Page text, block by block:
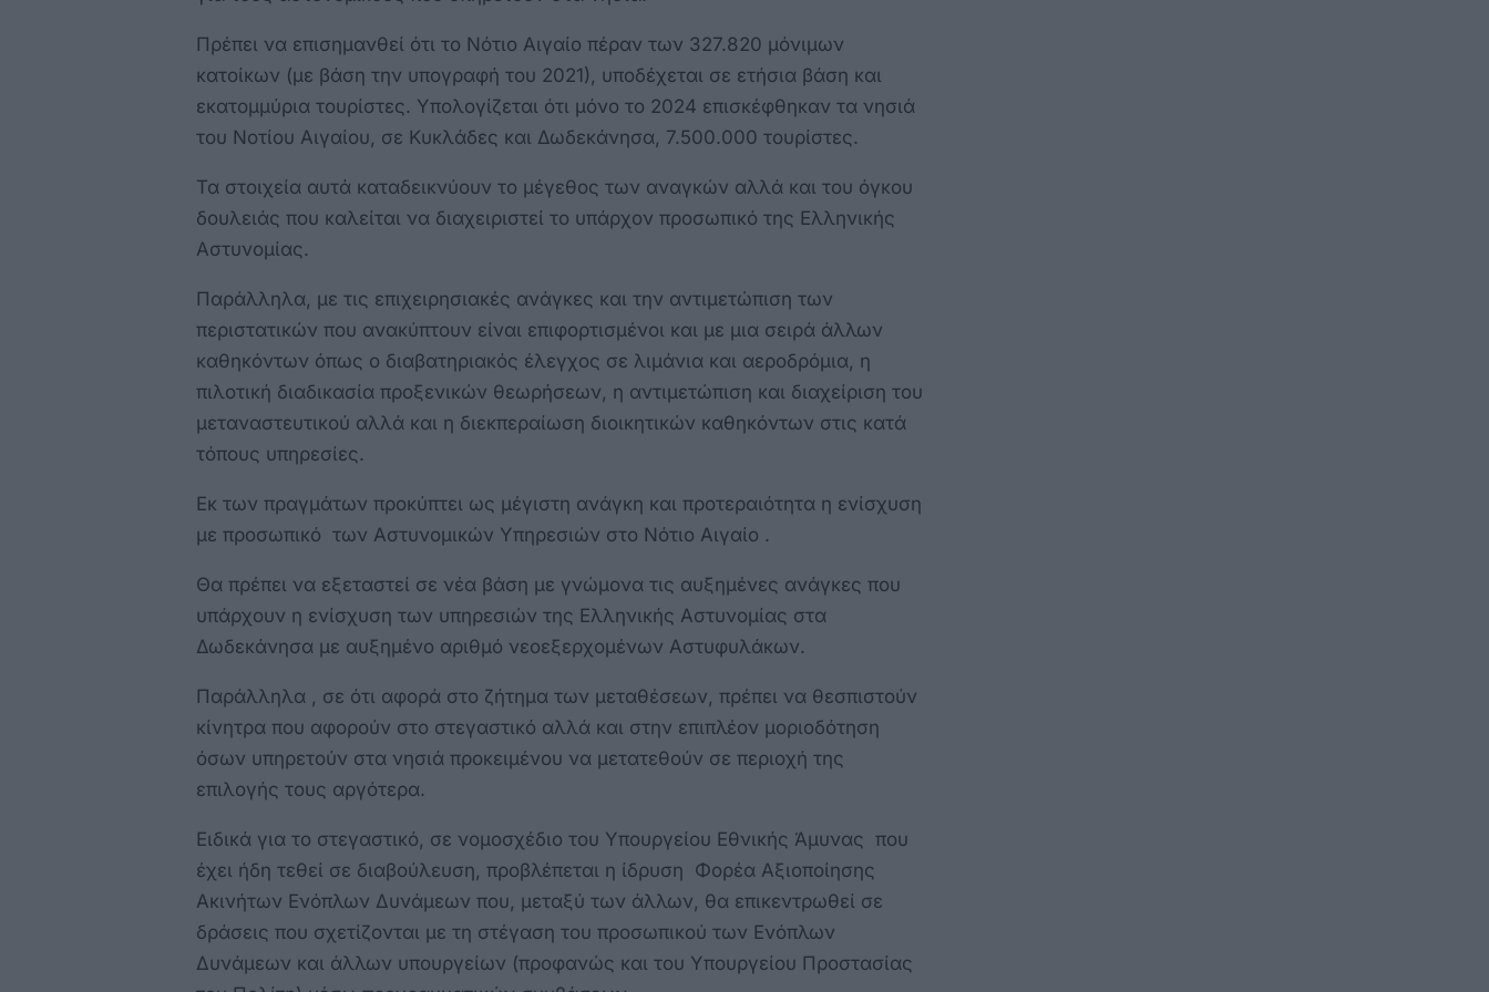
Πρέπει να επισημανθεί ότι το Νότιο Αιγαίο πέραν των 327.820 μόνιμων
κατοίκων (με βάση την υπογραφή του 2021), υποδέχεται σε ετήσια βάση και
εκατομμύρια τουρίστες. Υπολογίζεται ότι μόνο το 2024 επισκέφθηκαν τα νησιά
του Νοτίου Αιγαίου, σε Κυκλάδες και Δωδεκάνησα, 7.500.000 τουρίστες.
Τα στοιχεία αυτά καταδεικνύουν το μέγεθος των αναγκών αλλά και του όγκου
δουλειάς που καλείται να διαχειριστεί το υπάρχον προσωπικό της Ελληνικής
Αστυνομίας.
Παράλληλα, με τις επιχειρησιακές ανάγκες και την αντιμετώπιση των
περιστατικών που ανακύπτουν είναι επιφορτισμένοι και με μια σειρά άλλων
καθηκόντων όπως ο διαβατηριακός έλεγχος σε λιμάνια και αεροδρόμια, η
πιλοτική διαδικασία προξενικών θεωρήσεων, η αντιμετώπιση και διαχείριση του
μεταναστευτικού αλλά και η διεκπεραίωση διοικητικών καθηκόντων στις κατά
τόπους υπηρεσίες.
Εκ των πραγμάτων προκύπτει ως μέγιστη ανάγκη και προτεραιότητα η ενίσχυση
με προσωπικό των Αστυνομικών Υπηρεσιών στο Νότιο Αιγαίο .
Θα πρέπει να εξεταστεί σε νέα βάση με γνώμονα τις αυξημένες ανάγκες που
υπάρχουν η ενίσχυση των υπηρεσιών της Ελληνικής Αστυνομίας στα
Δωδεκάνησα με αυξημένο αριθμό νεοεξερχομένων Αστυφυλάκων.
Παράλληλα , σε ότι αφορά στο ζήτημα των μεταθέσεων, πρέπει να θεσπιστούν
κίνητρα που αφορούν στο στεγαστικό αλλά και στην επιπλέον μοριοδότηση
όσων υπηρετούν στα νησιά προκειμένου να μετατεθούν σε περιοχή της
επιλογής τους αργότερα.
Ειδικά για το στεγαστικό, σε νομοσχέδιο του Υπουργείου Εθνικής Άμυνας που
έχει ήδη τεθεί σε διαβούλευση, προβλέπεται η ίδρυση Φορέα Αξιοποίησης
Ακινήτων Ενόπλων Δυνάμεων που, μεταξύ των άλλων, θα επικεντρωθεί σε
δράσεις που σχετίζονται με τη στέγαση του προσωπικού των Ενόπλων
Δυνάμεων και άλλων υπουργείων (προφανώς και του Υπουργείου Προστασίας